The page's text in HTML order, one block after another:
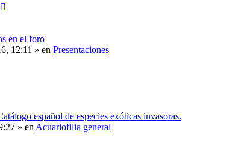
en el foro
12:11 » en Presentaciones
español de especies exóticas invasoras.
» en Acuariofilia general